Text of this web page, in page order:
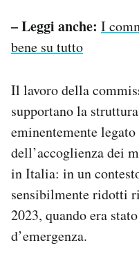
– Leggi anche: I
bene su tutto
Il lavoro della
supportano la
eminentemente
dell’accoglienza dei
in Italia: in un
sensibilmente ridotti
2023, quando era
d’emergenza.